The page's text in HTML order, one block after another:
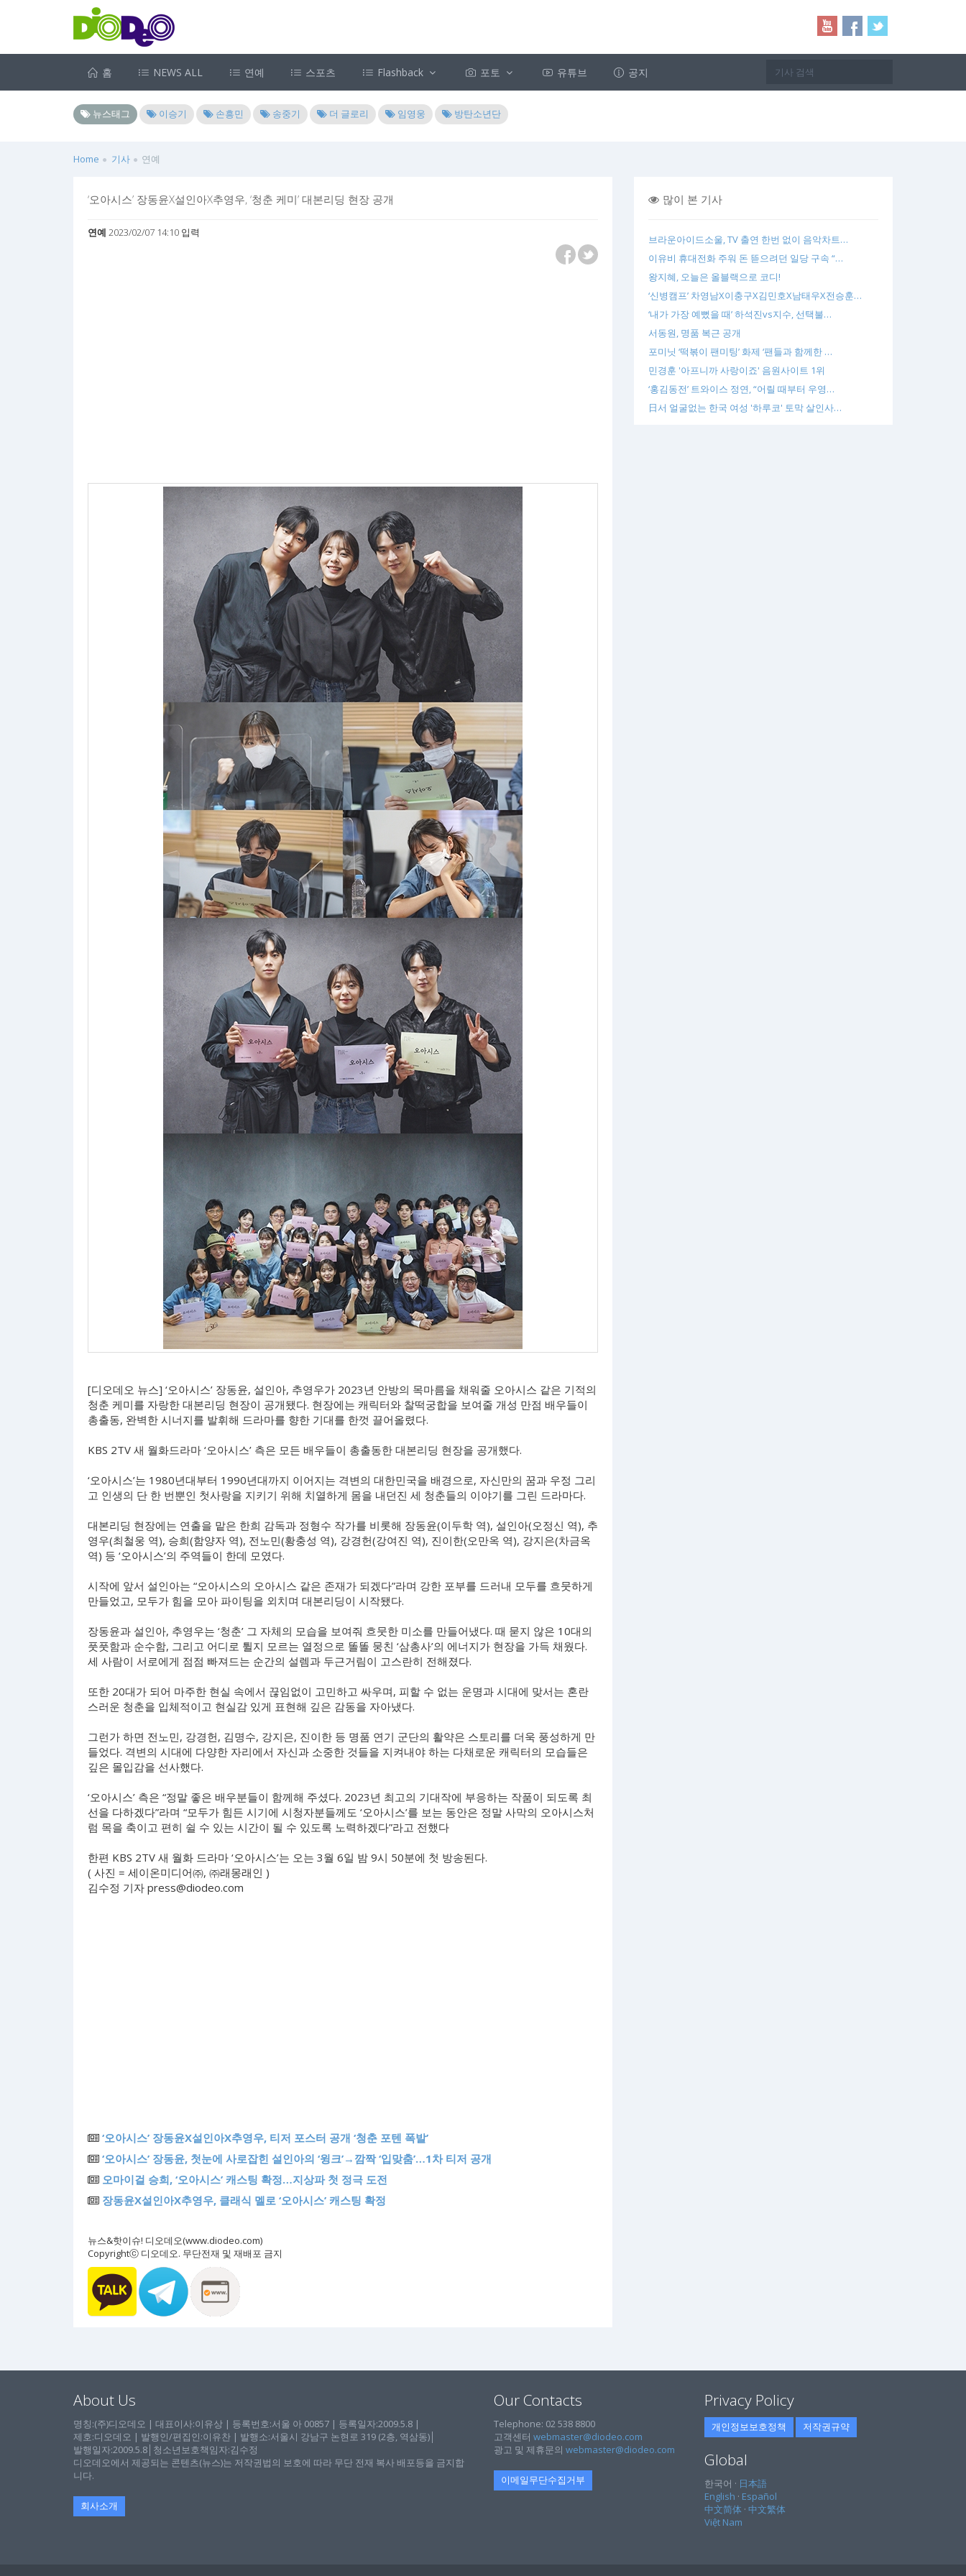
홈 NEWS ALL 연예 스포츠 Flashback 포토 유튜브 공지
뉴스태그 이승기 손흥민 송중기 더 글로리 임영웅 방탄소년단
Home 기사 연예
‘오아시스’ 장동윤X설인아X추영우, ‘청춘 케미’ 대본리딩 현장 공개
연예 2023/02/07 14:10 입력
[디오데오 뉴스] ‘오아시스’ 장동윤, 설인아, 추영우가 2023년 안방의 목마름을 채워줄 오아시스 같은 기적의
청춘 케미를 자랑한 대본리딩 현장이 공개됐다. 현장에는 캐릭터와 찰떡궁합을 보여줄 개성 만점 배우들이
총출동, 완벽한 시너지를 발휘해 드라마를 향한 기대를 한껏 끌어올렸다.
KBS 2TV 새 월화드라마 ‘오아시스’ 측은 모든 배우들이 총출동한 대본리딩 현장을 공개했다.
‘오아시스’는 1980년대부터 1990년대까지 이어지는 격변의 대한민국을 배경으로, 자신만의 꿈과 우정 그리
고 인생의 단 한 번뿐인 첫사랑을 지키기 위해 치열하게 몸을 내던진 세 청춘들의 이야기를 그린 드라마다.
대본리딩 현장에는 연출을 맡은 한희 감독과 정형수 작가를 비롯해 장동윤(이두학 역), 설인아(오정신 역), 추
영우(최철웅 역), 승희(함양자 역), 전노민(황충성 역), 강경헌(강여진 역), 진이한(오만옥 역), 강지은(차금옥
역) 등 ‘오아시스’의 주역들이 한데 모였다.
시작에 앞서 설인아는 “오아시스의 오아시스 같은 존재가 되겠다”라며 강한 포부를 드러내 모두를 흐뭇하게
만들었고, 모두가 힘을 모아 파이팅을 외치며 대본리딩이 시작됐다.
장동윤과 설인아, 추영우는 ‘청춘’ 그 자체의 모습을 보여줘 흐뭇한 미소를 만들어냈다. 때 묻지 않은 10대의
풋풋함과 순수함, 그리고 어디로 튈지 모르는 열정으로 똘똘 뭉친 ‘삼총사’의 에너지가 현장을 가득 채웠다.
세 사람이 서로에게 점점 빠져드는 순간의 설렘과 두근거림이 고스란히 전해졌다.
또한 20대가 되어 마주한 현실 속에서 끊임없이 고민하고 싸우며, 피할 수 없는 운명과 시대에 맞서는 혼란
스러운 청춘을 입체적이고 현실감 있게 표현해 깊은 감동을 자아냈다.
그런가 하면 전노민, 강경헌, 김명수, 강지은, 진이한 등 명품 연기 군단의 활약은 스토리를 더욱 풍성하게 만
들었다. 격변의 시대에 다양한 자리에서 자신과 소중한 것들을 지켜내야 하는 다채로운 캐릭터의 모습들은
깊은 몰입감을 선사했다.
‘오아시스’ 측은 “정말 좋은 배우분들이 함께해 주셨다. 2023년 최고의 기대작에 부응하는 작품이 되도록 최
선을 다하겠다”라며 “모두가 힘든 시기에 시청자분들께도 ‘오아시스’를 보는 동안은 정말 사막의 오아시스처
럼 목을 축이고 편히 쉴 수 있는 시간이 될 수 있도록 노력하겠다”라고 전했다
한편 KBS 2TV 새 월화 드라마 ‘오아시스’는 오는 3월 6일 밤 9시 50분에 첫 방송된다.
( 사진 = 세이온미디어㈜, ㈜래몽래인 )
김수정 기자 press@diodeo.com
‘오아시스’ 장동윤X설인아X추영우, 티저 포스터 공개 ‘청춘 포텐 폭발’
‘오아시스’ 장동윤, 첫눈에 사로잡힌 설인아의 ‘윙크’→깜짝 ‘입맞춤’…1차 티저 공개
오마이걸 승희, ‘오아시스’ 캐스팅 확정…지상파 첫 정극 도전
장동윤X설인아X추영우, 클래식 멜로 ‘오아시스’ 캐스팅 확정
뉴스&핫이슈! 디오데오(www.diodeo.com)
Copyrightⓒ 디오데오. 무단전재 및 재배포 금지
많이 본 기사
브라운아이드소울, TV 출연 한번 없이 음악차트…
이유비 휴대전화 주워 돈 뜯으려던 일당 구속 “…
왕지혜, 오늘은 올블랙으로 코디!
‘신병캠프’ 차영남X이충구X김민호X남태우X전승훈…
‘내가 가장 예뻤을 때’ 하석진vs지수, 선택불…
서동원, 명품 복근 공개
포미닛 ‘떡볶이 팬미팅’ 화제 ‘팬들과 함께한 …
민경훈 '아프니까 사랑이죠' 음원사이트 1위
‘홍김동전’ 트와이스 정연, “어릴 때부터 우영…
日서 얼굴없는 한국 여성 '하루코' 토막 살인사…
About Us
명칭:(주)디오데오 | 대표이사:이유상 | 등록번호:서울 아 00857 | 등록일자:2009.5.8 |
제호:디오데오 | 발행인/편집인:이유찬 | 발행소:서울시 강남구 논현로 319 (2층, 역삼동)│
발행일자:2009.5.8│청소년보호책임자:김수정
디오데오에서 제공되는 콘텐츠(뉴스)는 저작권법의 보호에 따라 무단 전재 복사 배포등을 금지합
니다.
회사소개
Our Contacts
Telephone: 02 538 8800
고객센터 webmaster@diodeo.com
광고 및 제휴문의 webmaster@diodeo.com
이메일무단수집거부
Privacy Policy
개인정보보호정책 저작권규약
Global
한국어 · 日本語
English · Español
中文简体 · 中文繁体
Việt Nam